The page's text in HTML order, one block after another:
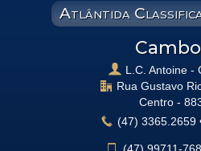
Atlântida
L.C. Antoine -
Rua Gustavo
Centro -
(47) 3365.2659